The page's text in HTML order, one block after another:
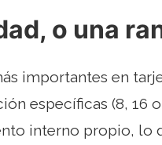
o una
importantes en
específicas (8, 16
interno propio, lo